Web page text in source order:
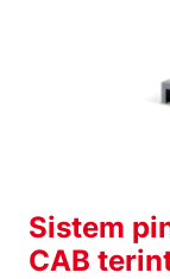
Sistem
CAB